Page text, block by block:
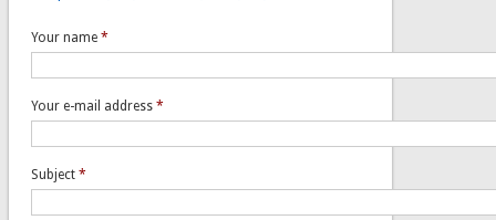
Your name *
Your e-mail address *
Subject *